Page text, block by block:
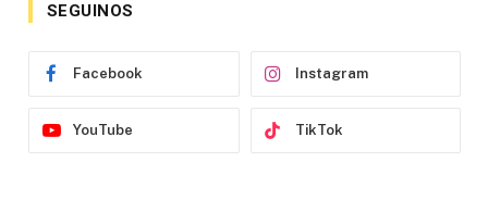
SEGUINOS
Facebook Instagram
YouTube TikTok